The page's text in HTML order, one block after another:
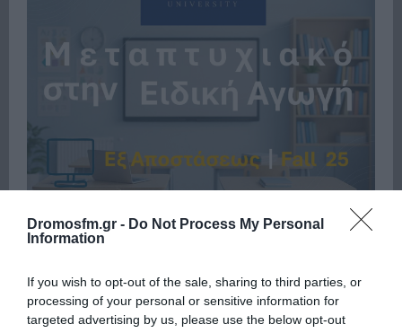
Dromosfm.gr - Do Not Process My Personal
Information
If you wish to opt-out of the sale, sharing to third parties, or
processing of your personal or sensitive information for
targeted advertising by us, please use the below opt-out
Πρόσφατα Δημοφιλή